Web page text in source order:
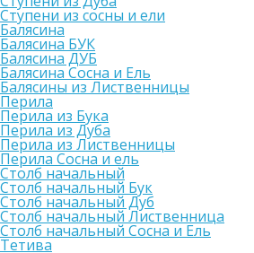
Ступени из сосны и ели
Балясина
Балясина БУК
Балясина ДУБ
Балясина Сосна и Ель
Балясины из Лиственницы
Перила
Перила из Бука
Перила из Дуба
Перила из Лиственницы
Перила Сосна и ель
Столб начальный
Столб начальный Бук
Столб начальный Дуб
Столб начальный Лиственница
Столб начальный Сосна и Ель
Тетива